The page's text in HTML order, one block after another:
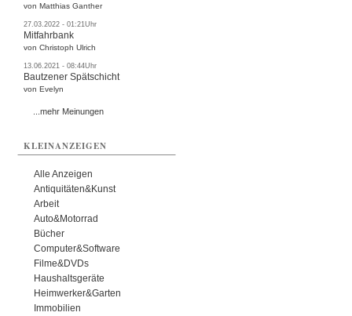
von Matthias Ganther
27.03.2022 - 01:21Uhr
Mitfahrbank
von Christoph Ulrich
13.06.2021 - 08:44Uhr
Bautzener Spätschicht
von Evelyn
...mehr Meinungen
KLEINANZEIGEN
Alle Anzeigen
Antiquitäten&Kunst
Arbeit
Auto&Motorrad
Bücher
Computer&Software
Filme&DVDs
Haushaltsgeräte
Heimwerker&Garten
Immobilien